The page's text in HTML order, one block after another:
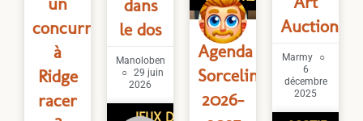
concurrent
à
Ridge
racer
dans
le dos
Manoloben
29 juin
2026
JEUX DE
Agenda
Sorceline
2026-
Auction
Marmy
6
décembre
2025